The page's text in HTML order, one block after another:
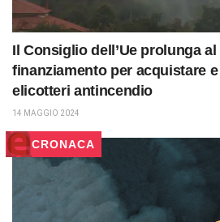
Il Consiglio dell’Ue prolunga al
finanziamento per acquistare
elicotteri antincendio
14 MAGGIO 2024
CRONACA